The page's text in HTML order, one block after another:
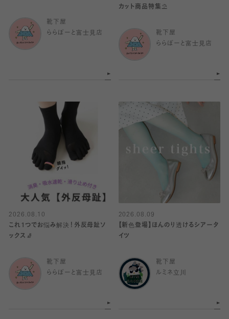
靴下屋
ららぽーと富士見店
カット商品特集⛱️
靴下屋
ららぽーと富士見店
2026.08.10
これ1つでお悩み解決！外反母趾ソ
ックス🧦
靴下屋
ららぽーと富士見店
2026.08.09
【新色登場】ほんのり透けるシアータ
イツ
靴下屋
ルミネ立川